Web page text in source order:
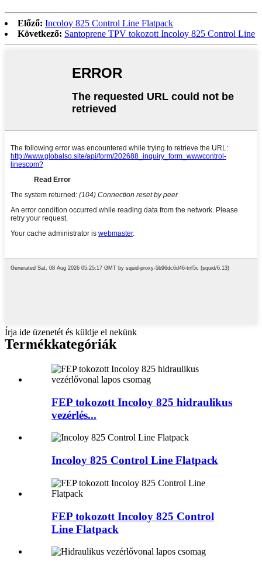
Előző: Incoloy 825 Control Line Flatpack
Következő: Santoprene TPV tokozott Incoloy 825 Control Line
Írja ide üzenetét és küldje el nekünk
Termékkategóriák
FEP tokozott Incoloy 825 hidraulikus
vezérlés...
Incoloy 825 Control Line Flatpack
FEP tokozott Incoloy 825 Control
Line Flatpack